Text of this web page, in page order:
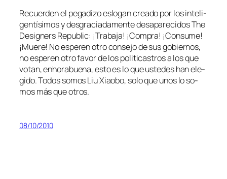
Recuerden el pe­ga­di­zo es­lo­gan crea­do por los in­te­li­
gen­tí­si­mos y des­gra­cia­da­men­te des­apa­re­ci­dos The
Designers Republic: ¡Trabaja! ¡Compra! ¡Consume!
¡Muere! No es­pe­ren otro con­se­jo de sus go­bier­nos,
no es­pe­ren otro fa­vor de los po­li­ti­cas­tros a los que
vo­tan, en­ho­ra­bue­na, es­to es lo que us­te­des han ele­
gi­do. Todos so­mos Liu Xiaobo, so­lo que unos lo so­
mos más que otros.
08/10/2010